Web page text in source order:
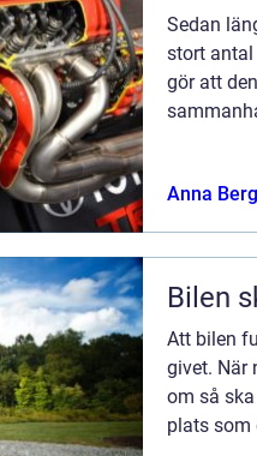
Sedan
stort antal
gör att
Anna
Bilen
Att bilen
givet. När
om så
plats som